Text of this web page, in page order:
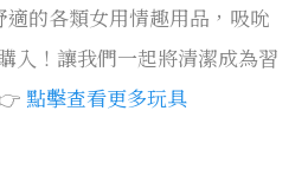
的各類女用情趣用品，吸吮
入！讓我們一起將清潔成為習
點擊查看更多玩具